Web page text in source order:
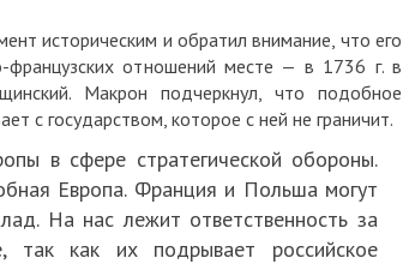
историческим и обратил внимание, что его
французских отношений месте — в 1736 г. в
Макрон подчеркнул, что подобное
с государством, которое с ней не граничит.
в сфере стратегической обороны.
Европа. Франция и Польша могут
На нас лежит ответственность за
так как их подрывает российское